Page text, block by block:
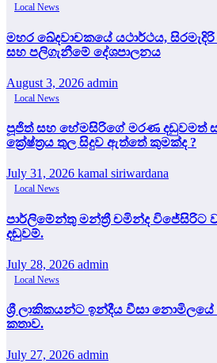
Local News
මහර ඛේදවාචකයේ යථාර්ථය,
සහ පලිගැනීමේ දේශපාලනය
August 3, 2026 admin
Local News
පූජිත් සහ හේමසිරිගේ මරණ දඩුවමත්
ක්‍රේෂ්ත්‍රය තුල සිදුව ඇත්තේ කුමක්ද ?
July 31, 2026 kamal siriwardana
Local News
පාර්ලිමේන්තු මන්ත්‍රී චමින්ද විජේසිරිට
දඬුවම්.
July 28, 2026 admin
Local News
ශ්‍රී ලාකිකයන්ට ඉන්දීය වීසා නොමිලයේ
කතාව.
July 27, 2026 admin